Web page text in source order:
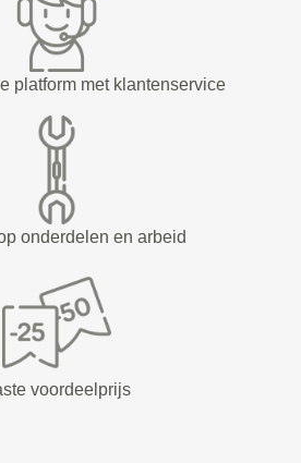
platform met klantenservice
onderdelen en arbeid
voordeelprijs